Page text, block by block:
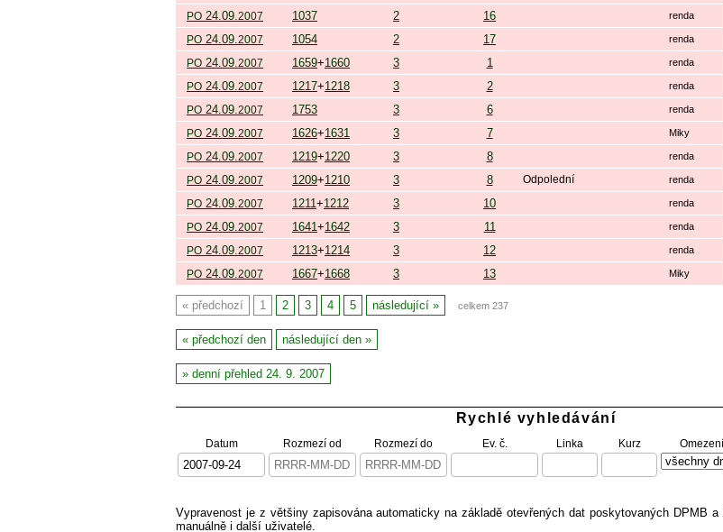
PO 24.09.2007 1037 2 16 renda
PO 24.09.2007 1054 2 17 renda
PO 24.09.2007 1659+1660 3 1 renda
PO 24.09.2007 1217+1218 3 2 renda
PO 24.09.2007 1753 3 6 renda
PO 24.09.2007 1626+1631 3 7 Miky
PO 24.09.2007 1219+1220 3 8 renda
PO 24.09.2007 1209+1210 3 8 Odpolední renda
PO 24.09.2007 1211+1212 3 10 renda
PO 24.09.2007 1641+1642 3 11 renda
PO 24.09.2007 1213+1214 3 12 renda
PO 24.09.2007 1667+1668 3 13 Miky
předchozí 1 2 3 4 5 následující celkem 237
předchozí den následující den
denní přehled 24. 9. 2007
Rychlé vyhledávání
Datum Rozmezí od Rozmezí do Ev. č. Linka Kurz
Vypravenost je z většiny zapisována automaticky na základě otevřených dat poskytovaných DPMB
manuálně i další uživatelé.